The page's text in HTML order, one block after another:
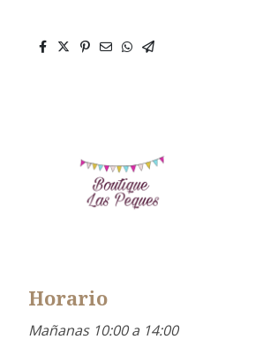
Horario
Mañanas 10:00 a 14:00